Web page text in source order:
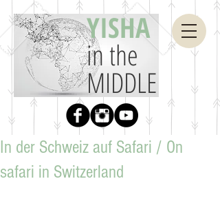
YISHA
in the
MIDDLE
In der Schweiz auf Safari / On
safari in Switzerland